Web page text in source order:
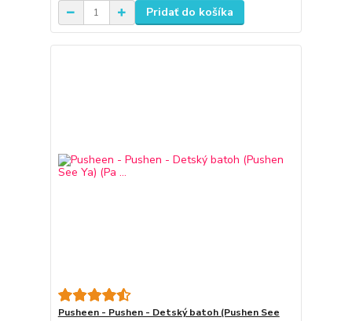
Pridať do košíka
Pusheen - Pushen - Detský batoh (Pushen See